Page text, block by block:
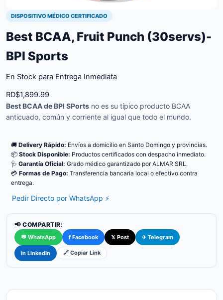
DISPOSITIVO MÉDICO CERTIFICADO
Best BCAA, Fruit Punch (30servs)-
BPI Sports
En Stock para Entrega Inmediata
RD$1,899.99
Best BCAA de BPI SPorts no es su típico producto BCAA
anticuado, común y corriente al igual que todo el mundo.
🚚 Delivery Rápido: Envíos a domicilio en Santo Domingo y provincias.
📦 Stock Disponible: Productos certificados con despacho inmediato.
🩺 Garantía Oficial: Grado médico garantizado por ALMAR SRL.
💳 Formas de Pago: Transferencia bancaria local o efectivo contra
entrega.
Pedir Directo por WhatsApp ⚡
📢 COMPARTIR:
💬 WhatsApp f Facebook 𝕏 Post ✈ Telegram
in LinkedIn 🔗 Copiar Link